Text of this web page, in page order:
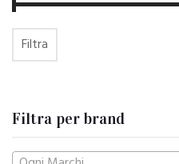
Filtra
Filtra per brand